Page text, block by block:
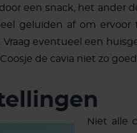
een snack, het ander
geluiden af om
eventueel een
de cavia niet zo
Niet alle